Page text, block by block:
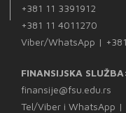
+381 11 3391912
+381 11 4011270
Viber/WhatsApp |
FINANSIJSKA
finansije@fsu.edu.rs
Tel/Viber i WhatsApp |